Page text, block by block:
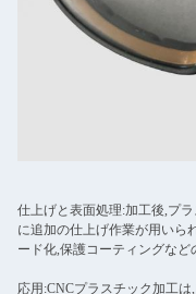
仕上げと表面処理:加工後,プ
に追加の仕上げ作業が用いら
ード化,保護コーティングなど
応用:CNCプラスチック加工